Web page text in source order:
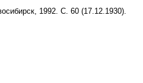
1992. С. 60 (17.12.1930).